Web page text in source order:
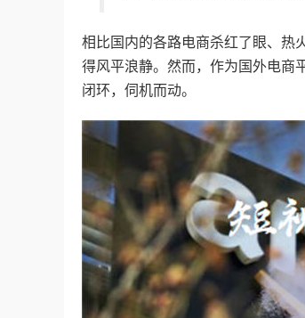
相比国内的各路电商杀红了眼、热
得风平浪静。然而，作为国外电
闭环，伺机而动。